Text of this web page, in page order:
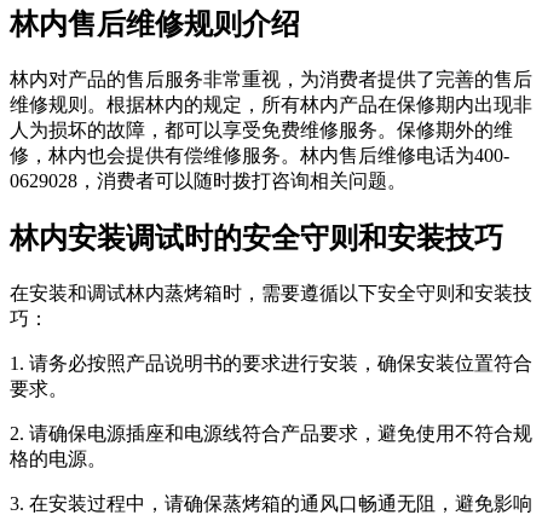
林内售后维修规则介绍
林内对产品的售后服务非常重视，为消费者提供了完善的售后
维修规则。根据林内的规定，所有林内产品在保修期内出现非
人为损坏的故障，都可以享受免费维修服务。保修期外的维
修，林内也会提供有偿维修服务。林内售后维修电话为400-
0629028，消费者可以随时拨打咨询相关问题。
林内安装调试时的安全守则和安装技巧
在安装和调试林内蒸烤箱时，需要遵循以下安全守则和安装技
巧：
1. 请务必按照产品说明书的要求进行安装，确保安装位置符合
要求。
2. 请确保电源插座和电源线符合产品要求，避免使用不符合规
格的电源。
3. 在安装过程中，请确保蒸烤箱的通风口畅通无阻，避免影响